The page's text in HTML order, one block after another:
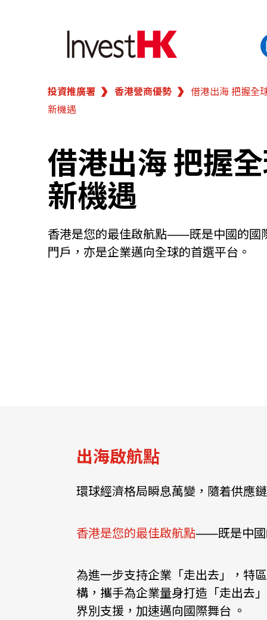
繁 简
我們的客戶
新聞及活動
業務領域
在港開業
快速連結
資源中心 常見問題 商
投資推廣署 香港營商優勢
借港出海 把握全
新機遇
借港出海 把握
新機遇
香港是您的最佳啟航點⸺既是中國的國
門戶，亦是企業邁向全球的首選平台。
出海啟航點
環球經濟格局瞬息萬變，隨着供應
香港是您的最佳啟航點⸺既是中國
為進一步支持企業「走出去」，特
構，攜手為企業量身打造「走出去
界別支援，加速邁向國際舞台 。